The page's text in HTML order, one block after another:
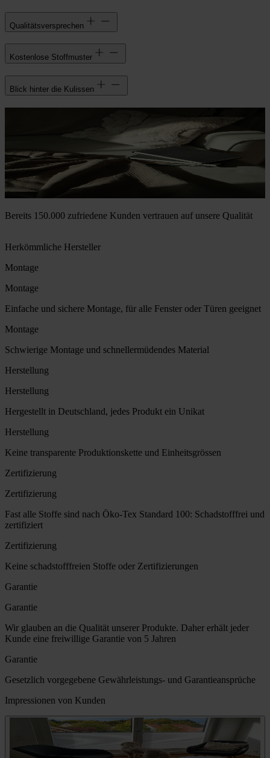
Qualitätsversprechen
Kostenlose Stoffmuster
Blick hinter die Kulissen
Bereits 150.000 zufriedene Kunden vertrauen auf unsere Qualität
Herkömmliche Hersteller
Montage
Montage
Einfache und sichere Montage, für alle Fenster oder Türen geeignet
Montage
Schwierige Montage und schnellermüdendes Material
Herstellung
Herstellung
Hergestellt in Deutschland, jedes Produkt ein Unikat
Herstellung
Keine transparente Produktionskette und Einheitsgrössen
Zertifizierung
Zertifizierung
Fast alle Stoffe sind nach Öko-Tex Standard 100: Schadstofffrei und
zertifiziert
Zertifizierung
Keine schadstofffreien Stoffe oder Zertifizierungen
Garantie
Garantie
Wir glauben an die Qualität unserer Produkte. Daher erhält jeder
Kunde eine freiwillige Garantie von 5 Jahren
Garantie
Gesetzlich vorgegebene Gewährleistungs- und Garantieansprüche
Impressionen von Kunden